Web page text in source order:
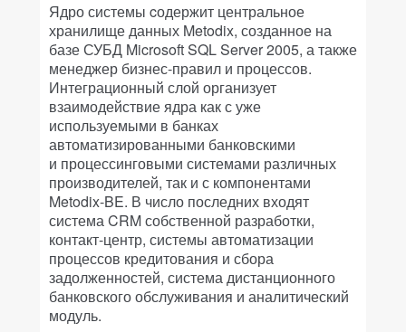
Ядро системы cодержит центральное
хранилище данных Metodix, созданное на
базе СУБД Microsoft SQL Server 2005, а также
менеджер бизнес-правил и процессов.
Интеграционный слой организует
взаимодействие ядра как с уже
используемыми в банках
автоматизированными банковскими
и процессинговыми системами различных
производителей, так и с компонентами
Metodix-BE. В число последних входят
система CRM собственной разработки,
контакт-центр, системы автоматизации
процессов кредитования и сбора
задолженностей, система дистанционного
банковского обслуживания и аналитический
модуль.